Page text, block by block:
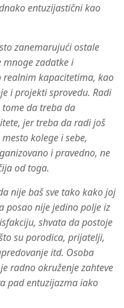
entuzijastični kao
zanemarujući ostale
mnoge zadatke i
realnim kapacitetima, kao
i projekti sprovedu. Radi
da treba da
jer treba da radi još
kolege i sebe,
i pravedno, ne
od toga.
nije baš sve tako kako joj
posao nije jedino polje iz
shvata da postoje
su porodica, prijatelji,
itd. Osoba
radno okruženje zahteve
pad entuzijazma iako